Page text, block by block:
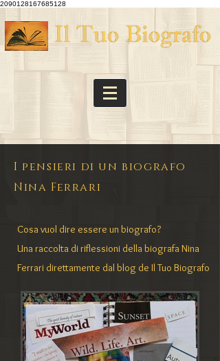
2090128167685128
I pensieri di un biografo
Nina Ferrari
Cosa vuol dire essere un biografo?
Una raccolta di riflessioni della biografa Nina
Ferrari direttamente dal blog de Il Tuo Biografo